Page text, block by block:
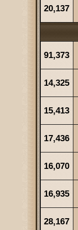
20,137
91,373
14,325
15,413
17,436
16,070
16,935
28,167